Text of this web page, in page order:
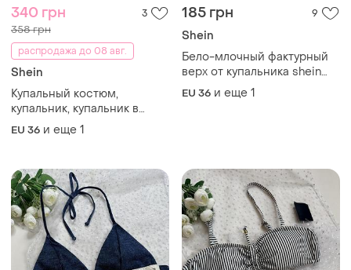
340 грн 3
358 грн
распродажа до 08 авг.
Shein
Купальный костюм,
купальник, купальник в
змеиный принт
EU 36 и еще 1
185 грн 9
Shein
Бело-млочный фактурный
верх от купальника shein
#3872
EU 36 и еще 1